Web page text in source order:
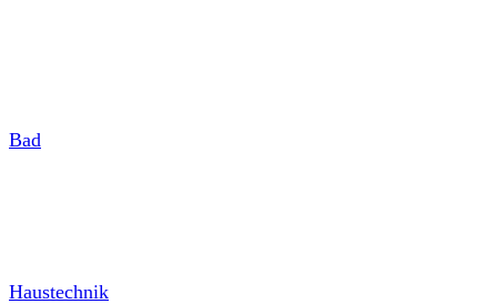
Bad
Haustechnik